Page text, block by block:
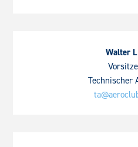
Walter
Technischer